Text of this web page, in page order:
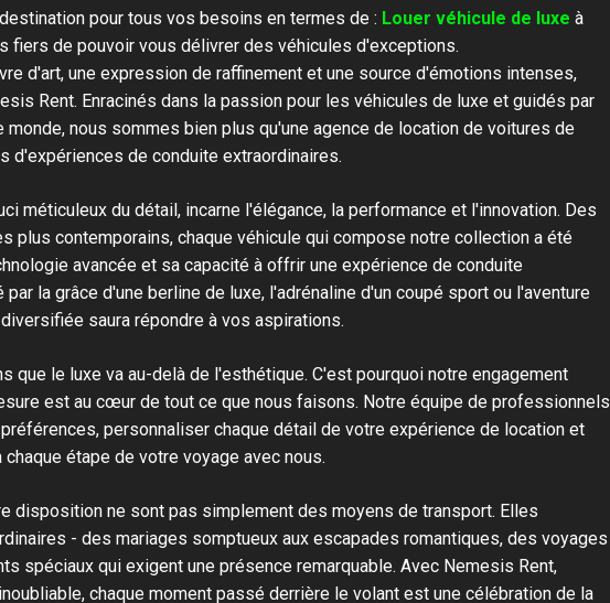
pour tous vos besoins en termes de : Louer véhicule de luxe à
fiers de pouvoir vous délivrer des véhicules d'exceptions.
d'art, une expression de raffinement et une source d'émotions intenses,
Rent. Enracinés dans la passion pour les véhicules de luxe et guidés par
nous sommes bien plus qu'une agence de location de voitures de
d'expériences de conduite extraordinaires.
méticuleux du détail, incarne l'élégance, la performance et l'innovation. Des
plus contemporains, chaque véhicule qui compose notre collection a été
avancée et sa capacité à offrir une expérience de conduite
la grâce d'une berline de luxe, l'adrénaline d'un coupé sport ou l'aventure
saura répondre à vos aspirations.
que le luxe va au-delà de l'esthétique. C'est pourquoi notre engagement
est au cœur de tout ce que nous faisons. Notre équipe de professionnels
personnaliser chaque détail de votre expérience de location et
étape de votre voyage avec nous.
disposition ne sont pas simplement des moyens de transport. Elles
- des mariages somptueux aux escapades romantiques, des voyages
spéciaux qui exigent une présence remarquable. Avec Nemesis Rent,
chaque moment passé derrière le volant est une célébration de la